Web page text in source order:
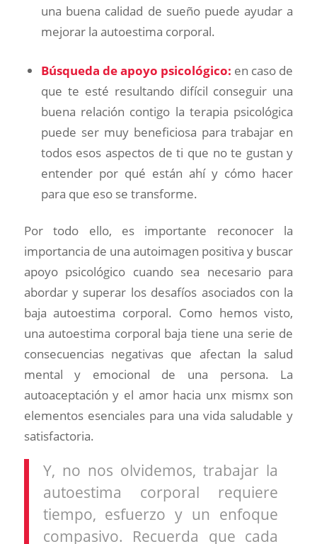
una buena calidad de sueño puede ayudar a
mejorar la autoestima corporal.
Búsqueda de apoyo psicológico: en caso de
que te esté resultando difícil conseguir una
buena relación contigo la terapia psicológica
puede ser muy beneficiosa para trabajar en
todos esos aspectos de ti que no te gustan y
entender por qué están ahí y cómo hacer
para que eso se transforme.
Por todo ello, es importante reconocer la
importancia de una autoimagen positiva y buscar
apoyo psicológico cuando sea necesario para
abordar y superar los desafíos asociados con la
baja autoestima corporal. Como hemos visto,
una autoestima corporal baja tiene una serie de
consecuencias negativas que afectan la salud
mental y emocional de una persona. La
autoaceptación y el amor hacia unx mismx son
elementos esenciales para una vida saludable y
satisfactoria.
Y, no nos olvidemos, trabajar la
autoestima corporal requiere
tiempo, esfuerzo y un enfoque
compasivo. Recuerda que cada